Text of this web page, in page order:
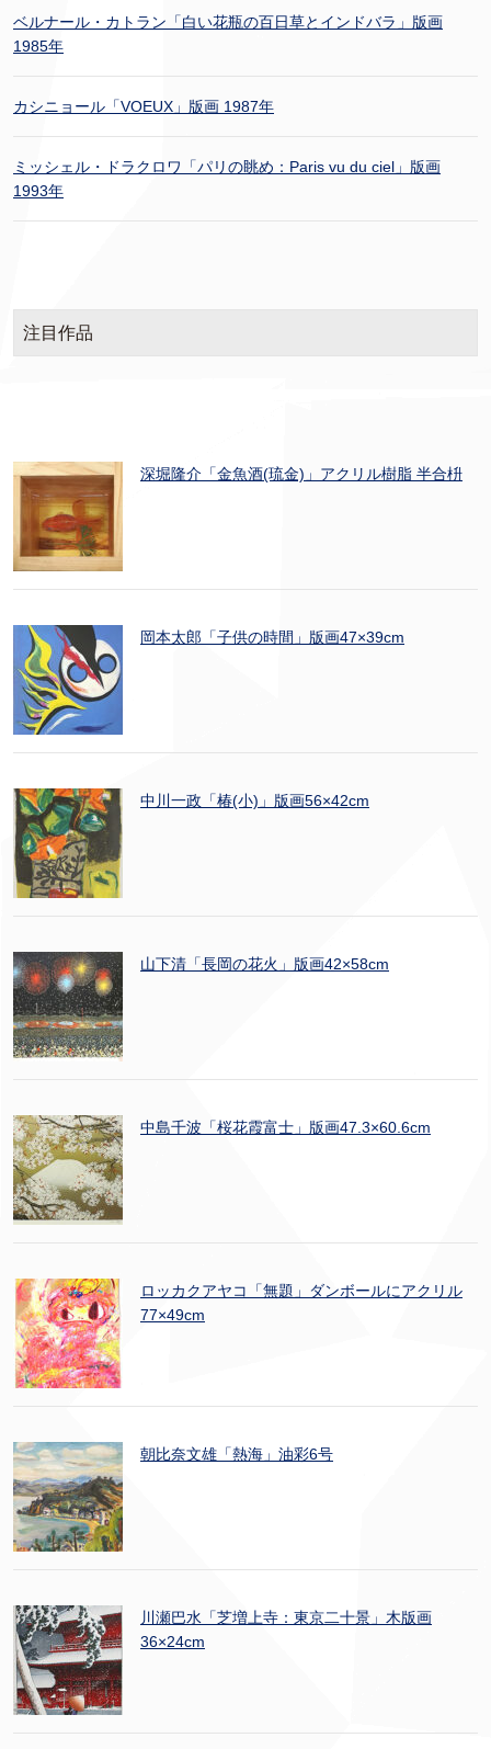
ベルナール・カトラン「白い花瓶の百日草とインドバラ」版画
1985年
カシニョール「VOEUX」版画 1987年
ミッシェル・ドラクロワ「パリの眺め：Paris vu du ciel」版画
1993年
注目作品
深堀隆介「金魚酒(琉金)」アクリル樹脂 半合枡
岡本太郎「子供の時間」版画47×39cm
中川一政「椿(小)」版画56×42cm
山下清「長岡の花火」版画42×58cm
中島千波「桜花霞富士」版画47.3×60.6cm
ロッカクアヤコ「無題」ダンボールにアクリル
77×49cm
朝比奈文雄「熱海」油彩6号
川瀬巴水「芝増上寺：東京二十景」木版画
36×24cm